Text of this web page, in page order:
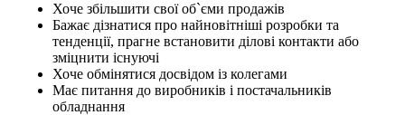
Хоче збільшити свої об`єми продажів
Бажає дізнатися про найновітніші розробки та
тенденції, прагне встановити ділові контакти або
зміцнити існуючі
Хоче обмінятися досвідом із колегами
Має питання до виробників і постачальників
обладнання